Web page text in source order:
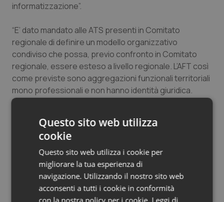
Tiroide
Tumore al seno
Tumore ovarico
Tumori del Polmone & Testa Collo
Ulcera & Reflusso
Vaccini
informatizzazione”.
“E’ dato mandato alle ATS presenti in Comitato
regionale di definire un modello organizzativo
condiviso che possa, previo confronto in Comitato
regionale, essere esteso a livello regionale. L’AFT così
come previste sono aggregazioni funzionali territoriali
mono professionali e non hanno identità giuridica.
Prorogato poi l’AIR 2018 per il 2019 nella parte
aumento delle risorse disponibili ma anche articolato,
impegnativo, che riconosce sempre di più la centralità
della medicina generale nel Servizio Sanitario di oggi e
soprattutto di domani e che rappresenta comunque
una mediazione possibile tra le esigenze di Regione e
quelle dei professionisti”, conclude Levato.
Questo sito web utilizza
cookie
Questo sito web utilizza i cookie per
migliorare la tua esperienza di
navigazione. Utilizzando il nostro sito web
acconsenti a tutti i cookie in conformità
con la nostra policy per i cookie. Leggi di